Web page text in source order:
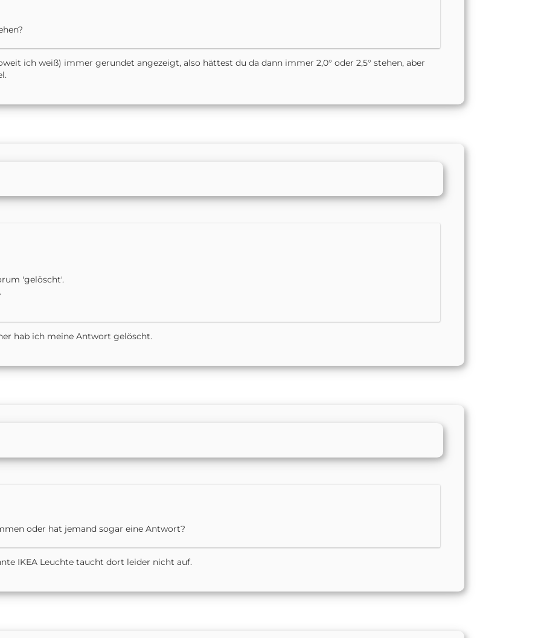
ich weiß) immer gerundet angezeigt, also hättest du da dann immer 2,0° oder 2,5° stehen, aber
'gelöscht'.
hab ich meine Antwort gelöscht.
oder hat jemand sogar eine Antwort?
IKEA Leuchte taucht dort leider nicht auf.